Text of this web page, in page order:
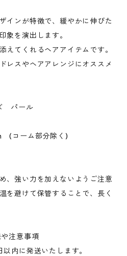
インが特徴で、緩やかに伸びた
象を演出します。
えてくれるヘアアイテムです。
レスやヘアアレンジにオススメ
パール
(コーム部分除く)
、強い力を加えないようご注意
を避けて保管することで、長く
注意事項
内に発送いたします。